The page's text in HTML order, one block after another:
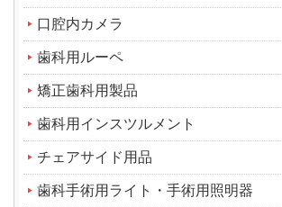
口腔内カメラ
歯科用ルーペ
矯正歯科用製品
歯科用インスツルメント
チェアサイド用品
歯科手術用ライト・手術用照明器